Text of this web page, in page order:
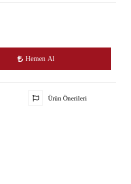
Hemen Al
Ürün Önerileri